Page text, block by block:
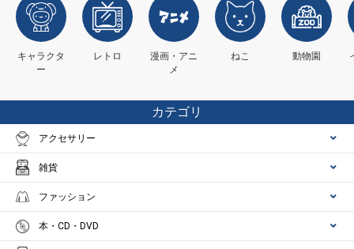
キャラクタ
ー
レトロ
漫画・アニ
メ
ねこ 動物園
カテゴリ
アクセサリー
雑貨
ファッション
本・CD・DVD